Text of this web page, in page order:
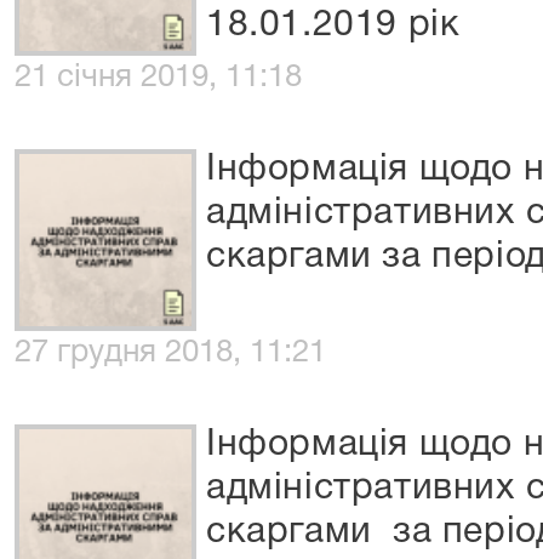
18.01.2019 рік
21 січня 2019, 11:18
Інформація щодо
адміністративних
скаргами за
27 грудня 2018, 11:21
Інформація щодо
адміністративних
скаргами за